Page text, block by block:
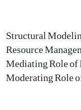
Structural
Resource
Mediating Role of
Moderating Role